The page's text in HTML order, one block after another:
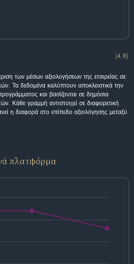
(4.8)
των μέσων αξιολογήσεων της εταιρείας σε
Τα δεδομένα καλύπτουν αποκλειστικά την
και βασίζονται σε δημόσια
Κάθε γραμμή αντιστοιχεί σε διαφορετική
η διαφορά στο επίπεδο αξιολόγησης μεταξύ
πλατφόρμα